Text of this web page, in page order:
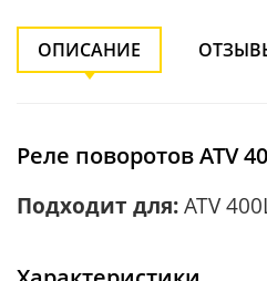
ОПИСАНИЕ
Реле поворотов ATV
Подходит для: ATV